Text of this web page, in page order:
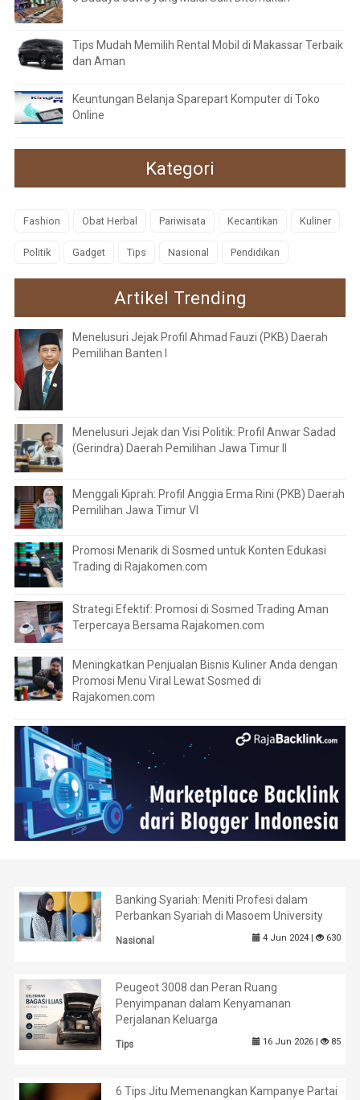
Tips Mudah Memilih Rental Mobil di Makassar Terbaik
dan Aman
Keuntungan Belanja Sparepart Komputer di Toko
Online
Kategori
Fashion Obat Herbal Pariwisata Kecantikan Kuliner
Politik Gadget Tips Nasional Pendidikan
Artikel Trending
Menelusuri Jejak Profil Ahmad Fauzi (PKB) Daerah
Pemilihan Banten I
Menelusuri Jejak dan Visi Politik: Profil Anwar Sadad
(Gerindra) Daerah Pemilihan Jawa Timur II
Menggali Kiprah: Profil Anggia Erma Rini (PKB) Daerah
Pemilihan Jawa Timur VI
Promosi Menarik di Sosmed untuk Konten Edukasi
Trading di Rajakomen.com
Strategi Efektif: Promosi di Sosmed Trading Aman
Terpercaya Bersama Rajakomen.com
Meningkatkan Penjualan Bisnis Kuliner Anda dengan
Promosi Menu Viral Lewat Sosmed di
Rajakomen.com
Banking Syariah: Meniti Profesi dalam
Perbankan Syariah di Masoem University
Nasional 4 Jun 2024 | 630
Peugeot 3008 dan Peran Ruang
Penyimpanan dalam Kenyamanan
Perjalanan Keluarga
Tips 16 Jun 2026 | 85
6 Tips Jitu Memenangkan Kampanye Partai